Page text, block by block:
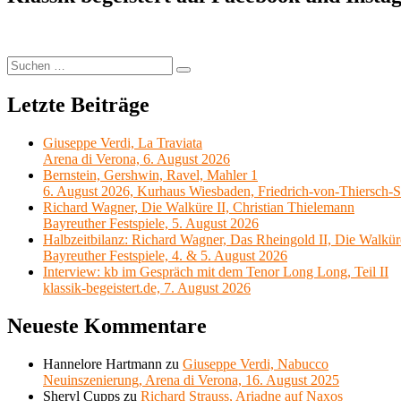
Suchen
nach:
Suchen
Letzte Beiträge
Giuseppe Verdi, La Traviata
Arena di Verona, 6. August 2026
Bernstein, Gershwin, Ravel, Mahler 1
6. August 2026, Kurhaus Wiesbaden, Friedrich-von-Thiersch-
Richard Wagner, Die Walküre II, Christian Thielemann
Bayreuther Festspiele, 5. August 2026
Halbzeitbilanz: Richard Wagner, Das Rheingold II, Die
Bayreuther Festspiele, 4. & 5. August 2026
Interview: kb im Gespräch mit dem Tenor Long Long, Teil II
klassik-begeistert.de, 7. August 2026
Neueste Kommentare
Hannelore Hartmann zu Giuseppe Verdi, Nabucco
Neuinszenierung, Arena di Verona, 16. August 2025
Sheryl Cupps zu Richard Strauss, Ariadne auf Naxos